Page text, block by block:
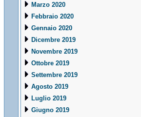
Marzo 2020
Febbraio 2020
Gennaio 2020
Dicembre 2019
Novembre 2019
Ottobre 2019
Settembre 2019
Agosto 2019
Luglio 2019
Giugno 2019